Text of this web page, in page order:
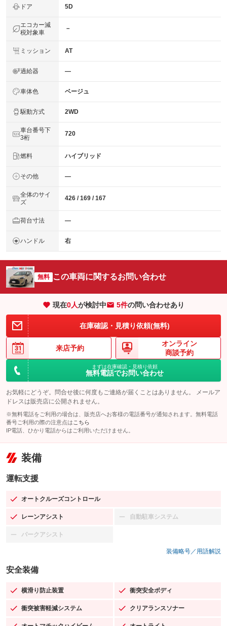
ドア 5D
エコカー減
税対象車
－
ミッション AT
過給器 ―
車体色 ベージュ
駆動方式 2WD
車台番号下
3桁
720
燃料 ハイブリッド
その他 ―
全体のサイ
ズ
426 / 169 / 167
荷台寸法 ―
ハンドル 右
無料 この車両に関するお問い合わせ
現在0人が検討中 5件の問い合わせあり
在庫確認・見積り依頼(無料)
来店予約
オンライン
商談予約
まずは在庫確認・見積り依頼
無料電話でお問い合わせ
お気軽にどうぞ。問合せ後に何度もご連絡が届くことはありません。 メールア
ドレスは販売店に公開されません。
※無料電話をご利用の場合は、販売店へお客様の電話番号が通知されます。無料電話
番号ご利用の際の注意点は こちら
IP電話、ひかり電話からはご利用いただけません。
装備
運転支援
オートクルーズコントロール
：装備あり
レーンアシスト
：装備あり 自動駐車システム
：装備なし
パークアシスト
：装備なし
装備略号／用語解説
安全装備
横滑り防止装置
：装備あり 衝突安全ボディ
：装備あり
衝突被害軽減システム
：装備あり クリアランスソナー
：装備あり